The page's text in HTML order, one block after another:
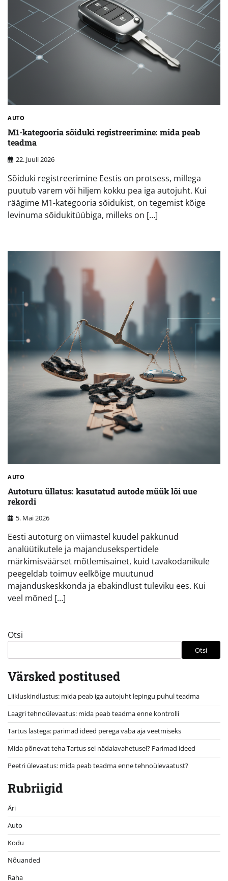
AUTO
M1-kategooria sõiduki registreerimine: mida peab
teadma
22. Juuli 2026
Sõiduki registreerimine Eestis on protsess, millega
puutub varem või hiljem kokku pea iga autojuht. Kui
räägime M1-kategooria sõidukist, on tegemist kõige
levinuma sõidukitüübiga, milleks on […]
AUTO
Autoturu üllatus: kasutatud autode müük lõi uue
rekordi
5. Mai 2026
Eesti autoturg on viimastel kuudel pakkunud
analüütikutele ja majandusekspertidele
märkimisväärset mõtlemisainet, kuid tavakodanikule
peegeldab toimuv eelkõige muutunud
majanduskeskkonda ja ebakindlust tuleviku ees. Kui
veel mõned […]
Otsi
Otsi
Värsked postitused
Liikluskindlustus: mida peab iga autojuht lepingu puhul teadma
Laagri tehnoülevaatus: mida peab teadma enne kontrolli
Tartus lastega: parimad ideed perega vaba aja veetmiseks
Mida põnevat teha Tartus sel nädalavahetusel? Parimad ideed
Peetri ülevaatus: mida peab teadma enne tehnoülevaatust?
Rubriigid
Äri
Auto
Kodu
Nõuanded
Raha